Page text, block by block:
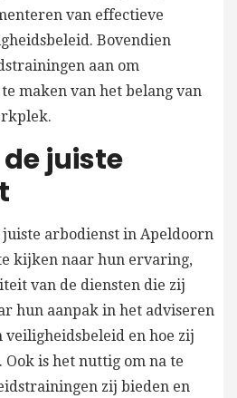
van effectieve
Bovendien
aan om
maken van het belang van
juiste
arbodienst in Apeldoorn
kijken naar hun ervaring,
van de diensten die zij
hun aanpak in het adviseren
veiligheidsbeleid en hoe zij
is het nuttig om na te
zij bieden en